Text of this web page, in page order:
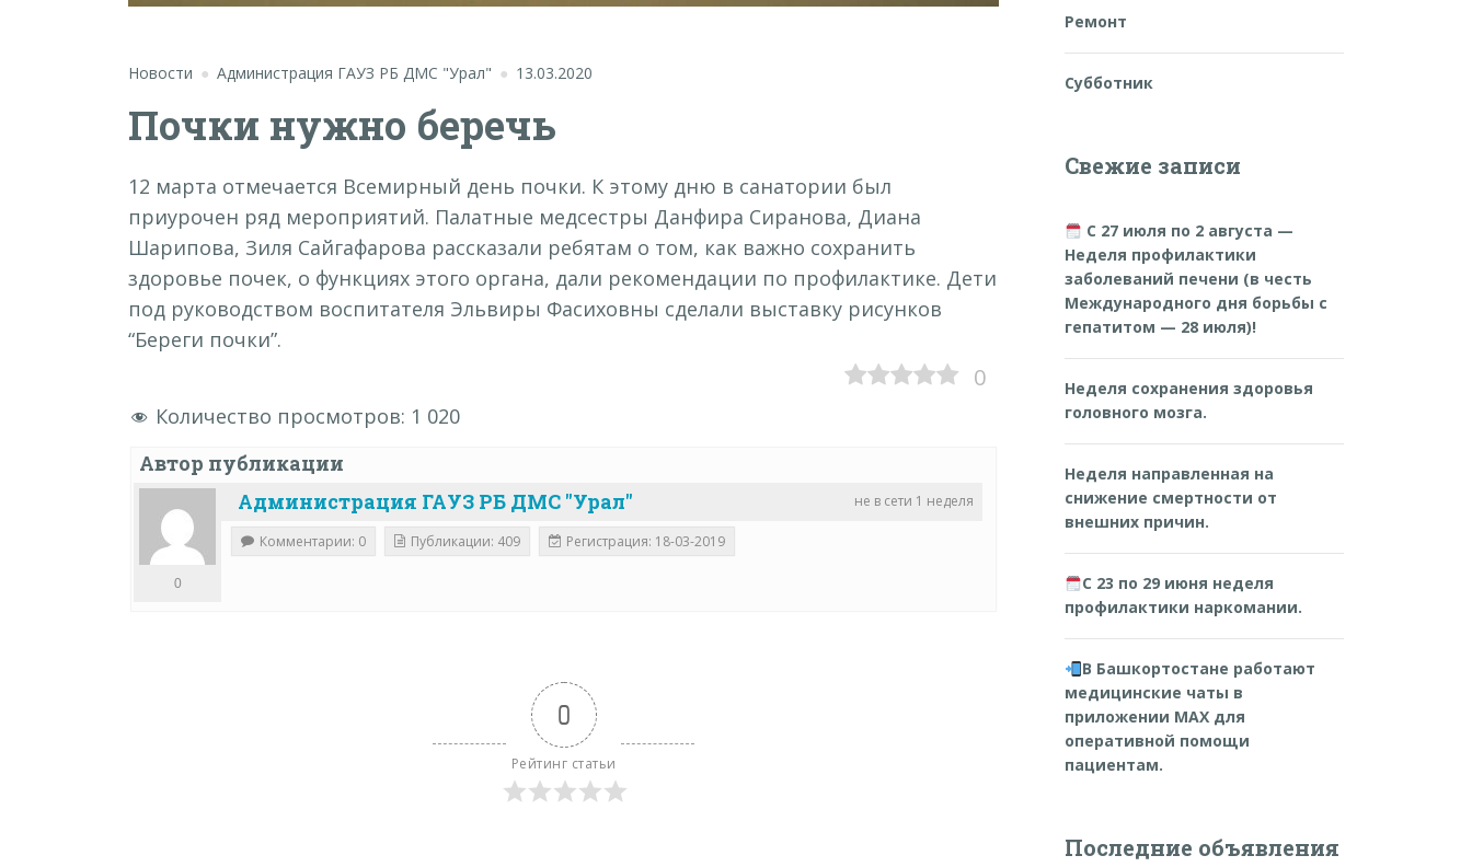
Новости Администрация ГАУЗ РБ ДМС "Урал" 13.03.2020
Почки нужно беречь
12 марта отмечается Всемирный день почки. К этому дню в санатории был
приурочен ряд мероприятий. Палатные медсестры Данфира Сиранова, Диана
Шарипова, Зиля Сайгафарова рассказали ребятам о том, как важно сохранить
здоровье почек, о функциях этого органа, дали рекомендации по профилактике. Дети
под руководством воспитателя Эльвиры Фасиховны сделали выставку рисунков
“Береги почки”.
0
Количество просмотров: 1 020
Автор публикации
не в сети 1 неделя
Администрация ГАУЗ РБ ДМС "Урал"
0
Комментарии: 0 Публикации: 409 Регистрация: 18-03-2019
0
Рейтинг статьи
Ремонт
Субботник
Свежие записи
С 27 июля по 2 августа —
Неделя профилактики
заболеваний печени (в честь
Международного дня борьбы с
гепатитом — 28 июля)!
Неделя сохранения здоровья
головного мозга.
Неделя направленная на
снижение смертности от
внешних причин.
С 23 по 29 июня неделя
профилактики наркомании.
В Башкортостане работают
медицинские чаты в
приложении MAX для
оперативной помощи
пациентам.
Последние объявления